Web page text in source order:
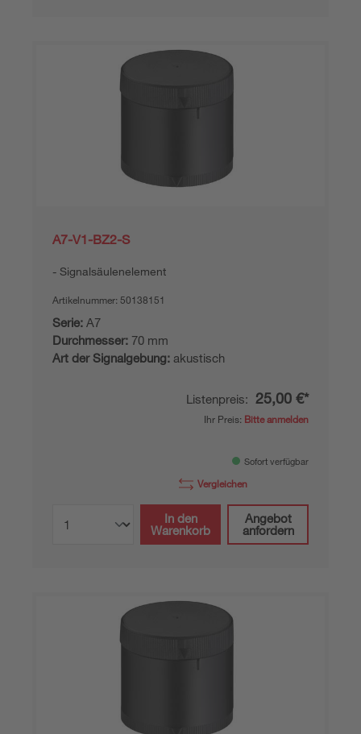
A7-V1-BZ2-S
Signalsäulenelement
Artikelnummer: 50138151
Serie: A7
Durchmesser: 70 mm
Art der Signalgebung: akustisch
Listenpreis: 25,00 €*
Ihr Preis: Bitte anmelden
Sofort verfügbar
Vergleichen
In den
Warenkorb
Angebot
anfordern